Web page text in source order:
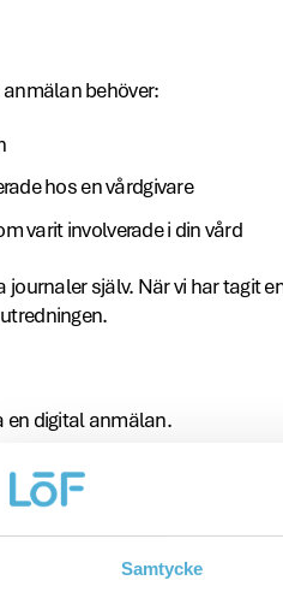
Samtycke
behöver:
hos en vårdgivare
varit involverade i din vård
journaler själv. När vi har tagit
en digital anmälan.
följa ditt ärende via Mina sidor.